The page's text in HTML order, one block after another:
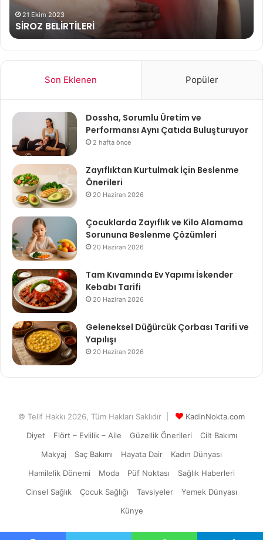
24 Mayıs 2022
Şekerli Bir şey Yedikten Sonra Yorgunluk
Son Eklenen Popüler
Dossha, Sorumlu Üretim ve
Performansı Aynı Çatıda Buluşturuyor
2 hafta önce
Zayıflıktan Kurtulmak İçin Beslenme
Önerileri
20 Haziran 2026
Çocuklarda Zayıflık ve Kilo Alamama
Sorununa Beslenme Çözümleri
20 Haziran 2026
Tam Kıvamında Ev Yapımı İskender
Kebabı Tarifi
20 Haziran 2026
Geleneksel Düğürcük Çorbası Tarifi ve
Yapılışı
20 Haziran 2026
© Telif Hakkı 2026, Tüm Hakları Saklıdır |
KadinNokta.com
Diyet
Flört – Evlilik – Aile Güzellik Önerileri
Cilt Bakımı
Makyaj
Saç Bakımı Hayata Dair
Kadın Dünyası
Hamilelik Dönemi
Moda Püf Noktası
Sağlık Haberleri
Cinsel Sağlık
Çocuk Sağlığı Tavsiyeler
Yemek Dünyası
Künye